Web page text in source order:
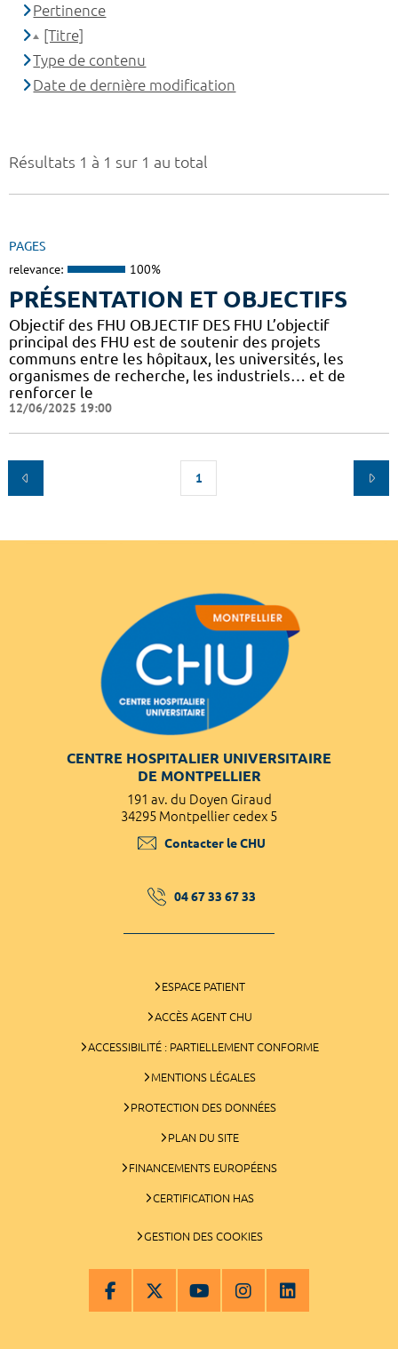
Résultats 1 à 1 sur 1 au total
PAGES
relevance: 100%
PRÉSENTATION ET OBJECTIFS
Objectif des FHU OBJECTIF DES FHU L’objectif
principal des FHU est de soutenir des projets
communs entre les hôpitaux, les universités, les
organismes de recherche, les industriels… et de
renforcer le
12/06/2025 19:00
1
Pertinence
[Titre]
Type de contenu
Date de dernière modification
CENTRE HOSPITALIER UNIVERSITAIRE
DE MONTPELLIER
191 av. du Doyen Giraud
34295 Montpellier cedex 5
Contacter le CHU
04 67 33 67 33
ESPACE PATIENT
ACCÈS AGENT CHU
ACCESSIBILITÉ : PARTIELLEMENT CONFORME
MENTIONS LÉGALES
PROTECTION DES DONNÉES
PLAN DU SITE
FINANCEMENTS EUROPÉENS
CERTIFICATION HAS
GESTION DES COOKIES